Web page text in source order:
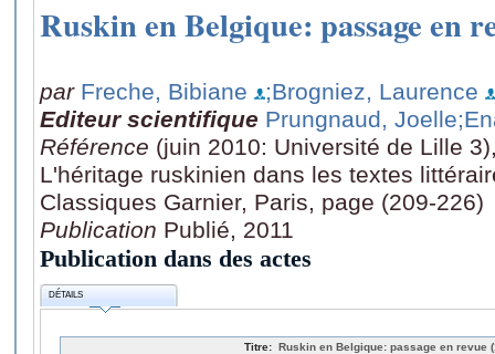
Ruskin en Belgique: passage en
par Freche, Bibiane
;Brogniez, Laurence
Editeur scientifique Prungnaud, Joelle
Référence (juin 2010: Université de Lille
L'héritage ruskinien dans les textes
Classiques Garnier, Paris, page (209-226)
Publication Publié, 2011
Publication dans des actes
DÉTAILS
Titre: Ruskin en Belgique: passage en revue